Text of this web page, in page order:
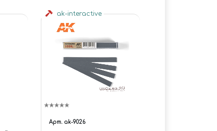
ak-interactive
Арт. ak-9026